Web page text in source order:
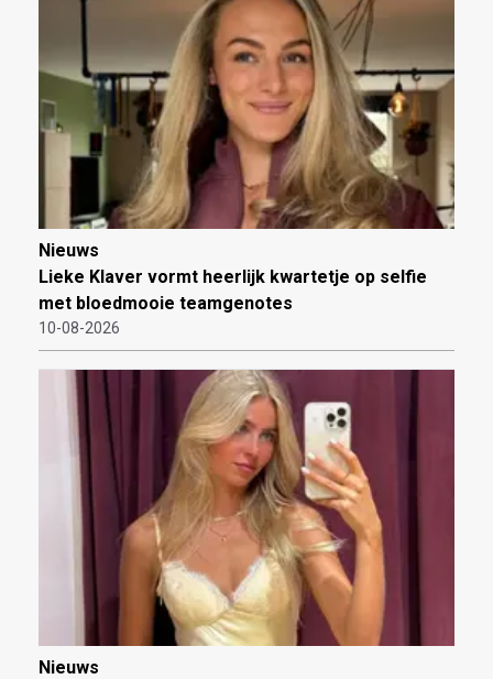
Nieuws
Lieke Klaver vormt heerlijk kwartetje op selfie
met bloedmooie teamgenotes
10-08-2026
Nieuws